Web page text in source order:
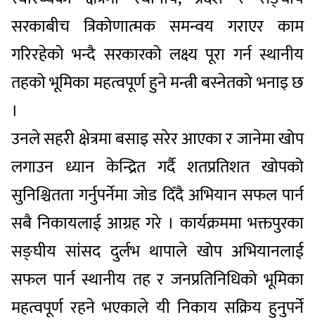
सरकाबीच त्रिकोणात्मक समन्वय गराएर काम
गरिरहेको भन्दै सरकारको लक्ष्य पूरा गर्न स्थानीय
तहको भूमिका महत्वपूर्ण हुने मन्त्री बस्नेतको भनाइ छ
।
उनले सहरी क्षेत्रमा बसाइ सरेर आएका र जानेमा खोप
लगाउन ध्यान केन्द्रित गर्दै शतप्रतिशत खोपको
सुनिश्चितता गर्नुपर्नेमा जोड दिँदै अभियान सफल पार्न
सबै निकायलाई आग्रह गरे । कार्यक्रममा भक्तपुरका
सङ्घीय सांसद दुर्लभ थापाले खोप अभियानलाई
सफल पार्न स्थानीय तह र जनप्रतिनिधिको भूमिका
महत्वपूर्ण रहने भएकाले यी निकाय सक्रिय हुनुपर्ने